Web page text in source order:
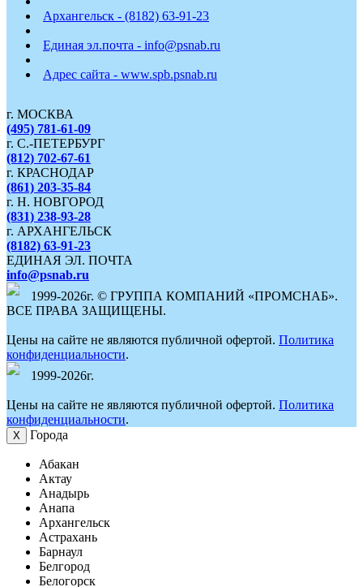
Архангельск - (8182) 63-91-23
Единая эл.почта - info@psnab.ru
Адрес сайта - www.spb.psnab.ru
г. МОСКВА
(495) 781-61-09
г. С.-ПЕТЕРБУРГ
(812) 702-67-61
г. КРАСНОДАР
(861) 203-35-84
г. Н. НОВГОРОД
(831) 238-93-28
г. АРХАНГЕЛЬСК
(8182) 63-91-23
ЕДИНАЯ ЭЛ. ПОЧТА
info@psnab.ru
1999-2026г. © ГРУППА КОМПАНИЙ «ПРОМСНАБ».
ВСЕ ПРАВА ЗАЩИЩЕНЫ.
Цены на сайте не являются публичной офертой. Политика
конфиденциальности.
1999-2026г.
Цены на сайте не являются публичной офертой. Политика
конфиденциальности.
Х Города
Абакан
Актау
Анадырь
Анапа
Архангельск
Астрахань
Барнаул
Белгород
Белогорск